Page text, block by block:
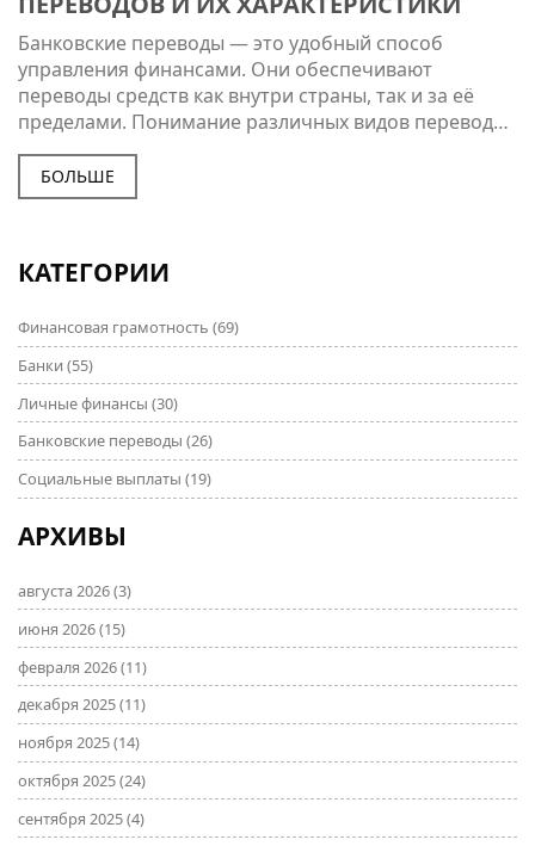
Банковские переводы — это удобный способ
управления финансами. Они обеспечивают
переводы средств как внутри страны, так и за её
пределами. Понимание различных видов переводов
может помочь совершать безопасные и
эффективные операции. В статье рассматриваются
различные типы переводов, их особенности и
БОЛЬШЕ
КАТЕГОРИИ
Финансовая грамотность (69)
Банки (55)
Личные финансы (30)
Банковские переводы (26)
Социальные выплаты (19)
АРХИВЫ
августа 2026(3)
июня 2026(15)
февраля 2026(11)
декабря 2025(11)
ноября 2025(14)
октября 2025(24)
сентября 2025(4)